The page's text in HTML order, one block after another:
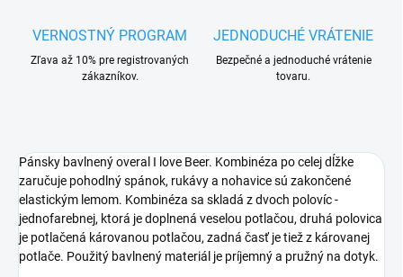
VERNOSTNÝ PROGRAM
Zľava až 10% pre registrovaných
zákazníkov.
JEDNODUCHÉ VRÁTENIE
Bezpečné a jednoduché vrátenie
tovaru.
Pánsky bavlnený overal I love Beer. Kombinéza po celej dĺžke
zaručuje pohodlný spánok, rukávy a nohavice sú zakončené
elastickým lemom. Kombinéza sa skladá z dvoch polovíc -
jednofarebnej, ktorá je doplnená veselou potlačou, druhá polovica
je potlačená károvanou potlačou, zadná časť je tiež z károvanej
potlače. Použitý bavlnený materiál je príjemný a pružný na dotyk.